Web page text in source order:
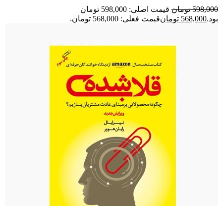
598,000 تومان
قیمت اصلی: 598,000 تومان
بود.568,000 تومانقیمت فعلی: 568,000 تومان.